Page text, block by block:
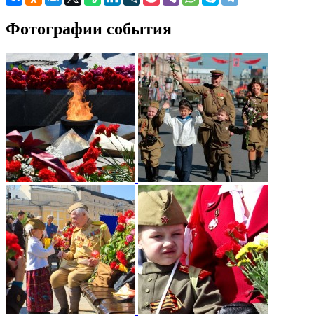
Фотографии события